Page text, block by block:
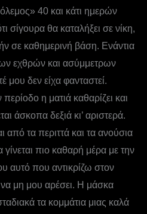
40 και κάτι ημερών
σίγουρα θα καταλήξει σε νίκη,
σε καθημερινή βάση. Ενάντια
εχθρών και ασύμμετρων
δεν είχα φανταστεί.
η ματιά καθαρίζει και
άσκοπα δεξιά κι’ αριστερά.
από τα περιττά και τα ανούσια
γίνεται πιο καθαρή μέρα με την
αυτό που αντικρίζω στον
να μη μου αρέσει. Η μάσκα
τα κομμάτια μιας καλά